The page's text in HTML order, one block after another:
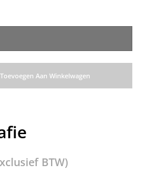
BTW)
Toevoegen Aan Winkelwagen